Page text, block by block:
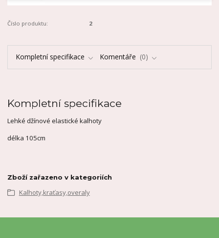
Číslo produktu: 2
Kompletní specifikace Komentáře 0
Kompletní specifikace
Lehké džínové elastické kalhoty
délka 105cm
Zboží zařazeno v kategoriích
Kalhoty,kraťasy,overaly